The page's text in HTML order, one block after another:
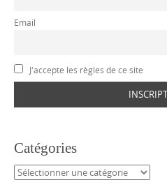
Email
J'accepte les règles de ce site
Catégories
Catégories